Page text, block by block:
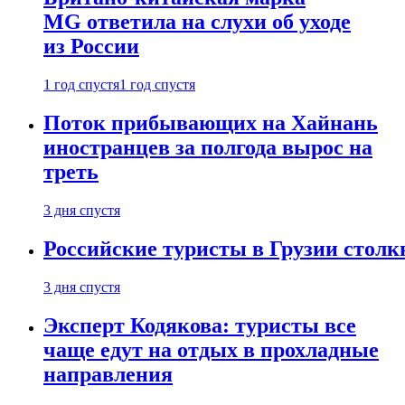
MG ответила на слухи об уходе
из России
1 год спустя1 год спустя
Поток прибывающих на Хайнань
иностранцев за полгода вырос на
треть
3 дня спустя
Российские туристы в Грузии
3 дня спустя
Эксперт Кодякова: туристы все
чаще едут на отдых в прохладные
направления